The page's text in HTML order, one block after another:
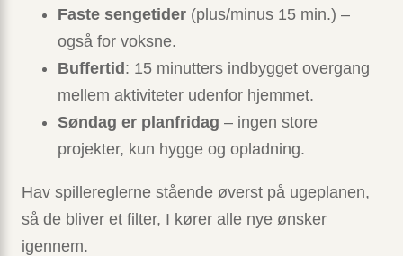
Faste sengetider (plus/minus 15 min.) –
også for voksne.
Buffertid : 15 minutters indbygget overgang
mellem aktiviteter udenfor hjemmet.
Søndag er planfridag – ingen store
projekter, kun hygge og opladning.
Hav spillereglerne stående øverst på ugeplanen,
så de bliver et filter, I kører alle nye ønsker
igennem.